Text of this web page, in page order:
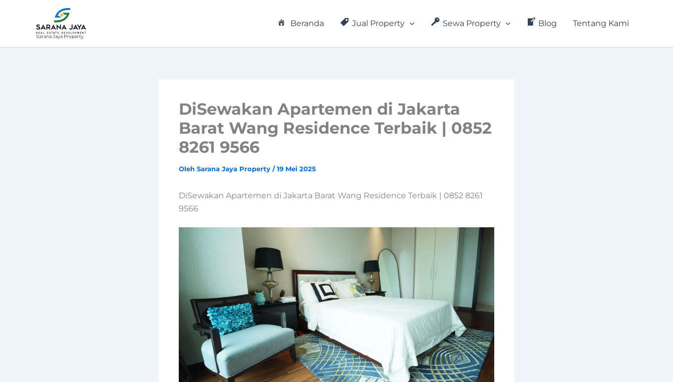
Sarana Jaya Property
Beranda Jual Property Sewa Property Blog Tentang Kami
DiSewakan Apartemen di Jakarta
Barat Wang Residence Terbaik | 0852
8261 9566
Oleh Sarana Jaya Property /19 Mei 2025
DiSewakan Apartemen di Jakarta Barat Wang Residence Terbaik | 0852 8261
9566